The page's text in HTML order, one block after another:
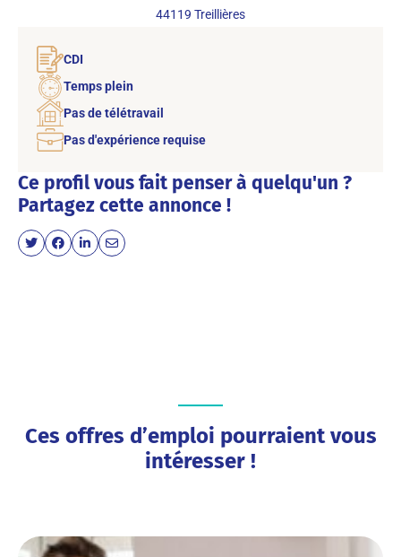
44119 Treillières
CDI
Temps plein
Pas de télétravail
Pas d'expérience requise
Ce profil vous fait penser à quelqu'un ?
Partagez cette annonce !
Ces offres d’emploi pourraient vous
intéresser !